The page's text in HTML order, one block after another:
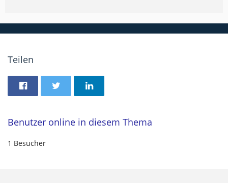
Teilen
Benutzer online in diesem Thema
1 Besucher